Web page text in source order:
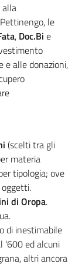
alla
le
, Doc.Bi e
e alle donazioni,
(scelti tra gli
materia
tipologia; ove
di Oropa.
di inestimabile
ed alcuni
altri ancora